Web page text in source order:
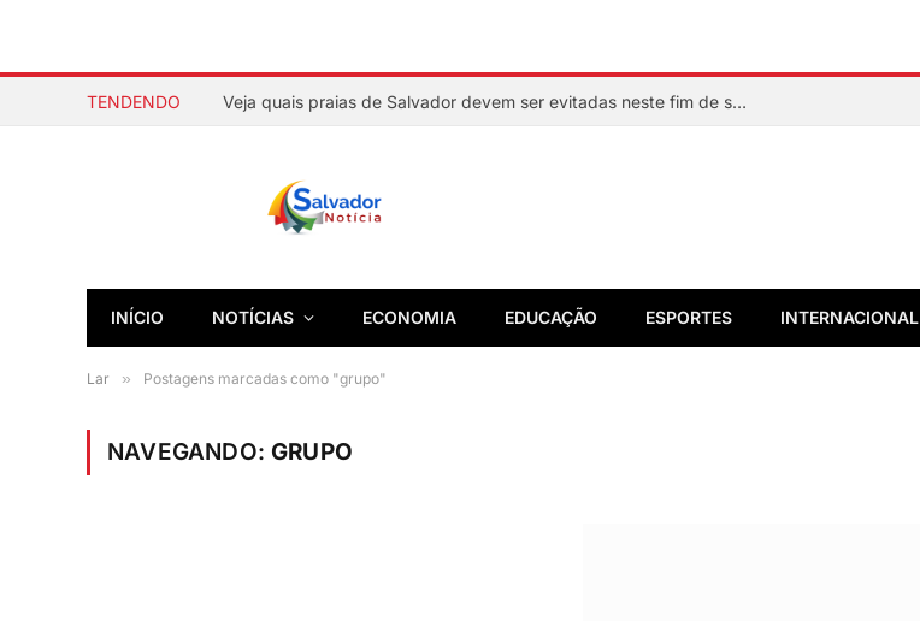
TENDENDO Veja quais praias de Salvador devem ser evitadas neste fim de semana
INÍCIO NOTÍCIAS ECONOMIA EDUCAÇÃO ESPORTES INTERNACIONAL
Lar » Postagens marcadas como "grupo"
NAVEGANDO: GRUPO